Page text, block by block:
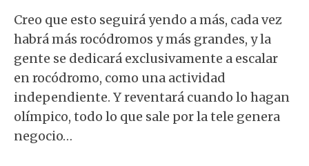
Creo que esto seguirá yendo a más, cada vez
habrá más rocódromos y más grandes, y la
gente se dedicará exclusivamente a escalar
en rocódromo, como una actividad
independiente. Y reventará cuando lo hagan
olímpico, todo lo que sale por la tele genera
negocio…